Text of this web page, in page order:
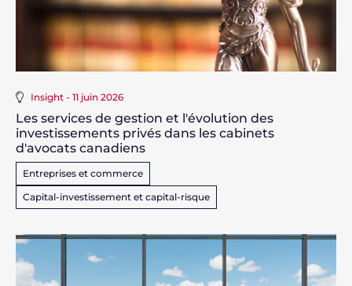
Insight - 11 juin 2026
Les services de gestion et l'évolution des
investissements privés dans les cabinets
d'avocats canadiens
Entreprises et commerce
Capital-investissement et capital-risque